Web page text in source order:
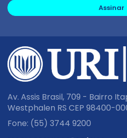
Assinar
Av. Assis Brasil, 709 - Bairro
Westphalen RS CEP 98400-
Fone: (55) 3744 9200